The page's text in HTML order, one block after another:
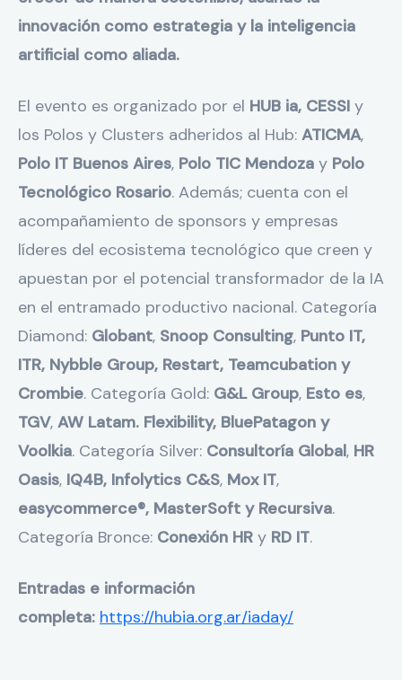
innovación como estrategia y la inteligencia
artificial como aliada.
El evento es organizado por el HUB ia, CESSI y
los Polos y Clusters adheridos al Hub: ATICMA,
Polo IT Buenos Aires, Polo TIC Mendoza y Polo
Tecnológico Rosario. Además; cuenta con el
acompañamiento de sponsors y empresas
líderes del ecosistema tecnológico que creen y
apuestan por el potencial transformador de la IA
en el entramado productivo nacional. Categoría
Diamond: Globant, Snoop Consulting, Punto IT,
ITR, Nybble Group, Restart, Teamcubation y
Crombie. Categoría Gold: G&L Group, Esto es,
TGV, AW Latam. Flexibility, BluePatagon y
Voolkia. Categoría Silver: Consultoría Global, HR
Oasis, IQ4B, Infolytics C&S, Mox IT,
easycommerce®, MasterSoft y Recursiva.
Categoría Bronce: Conexión HR y RD IT.
Entradas e información
completa: https://hubia.org.ar/iaday/